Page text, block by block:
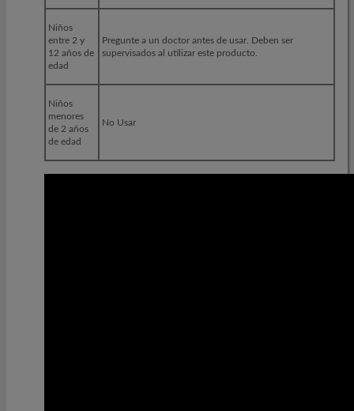
Niños
entre 2 y
12 años de
edad
Pregunte a un doctor antes de usar. Deben ser
supervisados al utilizar este producto.
Niños
menores
de 2 años
de edad
No Usar